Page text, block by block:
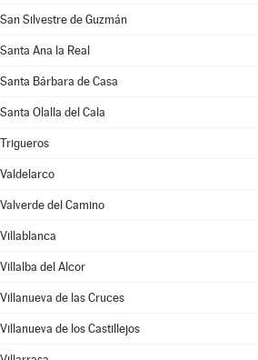
San Silvestre de Guzmán
Santa Ana la Real
Santa Bárbara de Casa
Santa Olalla del Cala
Trigueros
Valdelarco
Valverde del Camino
Villablanca
Villalba del Alcor
Villanueva de las Cruces
Villanueva de los Castillejos